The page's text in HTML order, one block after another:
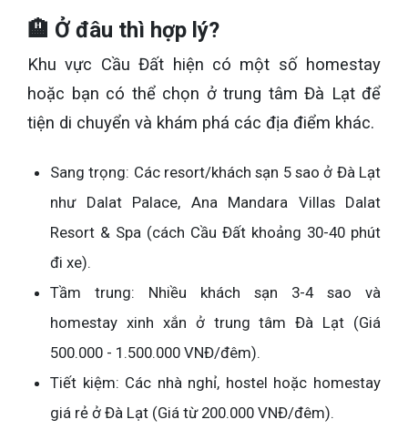
🏨 Ở đâu thì hợp lý?
Khu vực Cầu Đất hiện có một số homestay
hoặc bạn có thể chọn ở trung tâm Đà Lạt để
tiện di chuyển và khám phá các địa điểm khác.
Sang trọng: Các resort/khách sạn 5 sao ở Đà Lạt
như Dalat Palace, Ana Mandara Villas Dalat
Resort & Spa (cách Cầu Đất khoảng 30-40 phút
đi xe).
Tầm trung: Nhiều khách sạn 3-4 sao và
homestay xinh xắn ở trung tâm Đà Lạt (Giá
500.000 - 1.500.000 VNĐ/đêm).
Tiết kiệm: Các nhà nghỉ, hostel hoặc homestay
giá rẻ ở Đà Lạt (Giá từ 200.000 VNĐ/đêm).